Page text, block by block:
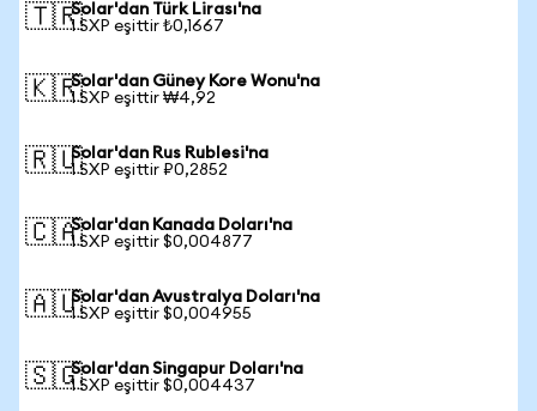
🇹🇷Solar'dan Türk Lirası'na
1 SXP eşittir ₺0,1667
🇰🇷Solar'dan Güney Kore Wonu'na
1 SXP eşittir ₩4,92
🇷🇺Solar'dan Rus Rublesi'na
1 SXP eşittir ₽0,2852
🇨🇦Solar'dan Kanada Doları'na
1 SXP eşittir $0,004877
🇦🇺Solar'dan Avustralya Doları'na
1 SXP eşittir $0,004955
🇸🇬Solar'dan Singapur Doları'na
1 SXP eşittir $0,004437